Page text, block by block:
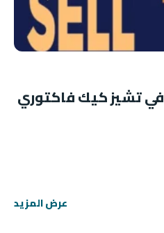
تحليل صفقة Insider في تشيز كيك فاكتوري
عرض المزيد